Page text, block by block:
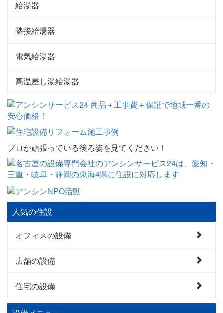
給湯器
隣接給湯器
電気給湯器
高温差し湯給湯器
プロが頑張っている後ろ姿を見てください！
人気の住設
オフィスの設備
店舗の設備
住宅の設備